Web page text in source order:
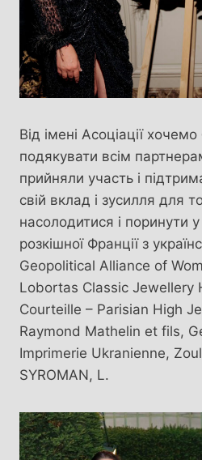
Від імені Асоціації
подякувати всім
прийняли участь і
свій вклад і зусилля для
насолодитися і поринути
розкішної Франції з
Geopolitical Alliance of
Lobortas Classic Jewellery
Courteille – Parisian High
Raymond Mathelin et fils,
Imprimerie Ukranienne,
SYROMAN, L.